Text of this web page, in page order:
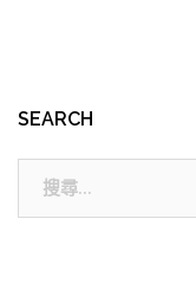
SEARCH